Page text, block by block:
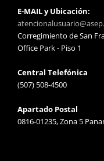
E-MAIL y Ubicación:
Corregimiento de San
Office Park - Piso 1
Central Telefónica
(507) 508-4500
Apartado Postal
0816-01235, Zona 5